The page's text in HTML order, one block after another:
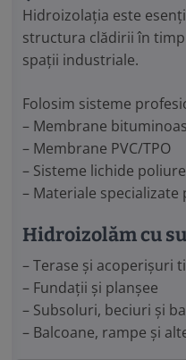
Hidroizolația este
structura clădirii în
spații industriale.
Folosim sisteme
– Membrane
– Membrane PVC/TPO
– Sisteme lichide
– Materiale
Hidroizolăm cu
– Terase și acoperișuri
– Fundații și planșee
– Subsoluri, beciuri și
– Balcoane, rampe și